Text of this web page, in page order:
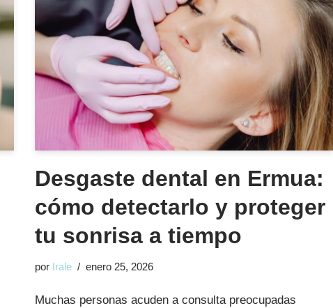
Desgaste dental en Ermua:
cómo detectarlo y proteger
tu sonrisa a tiempo
por Irale enero 25, 2026
Muchas personas acuden a consulta preocupadas